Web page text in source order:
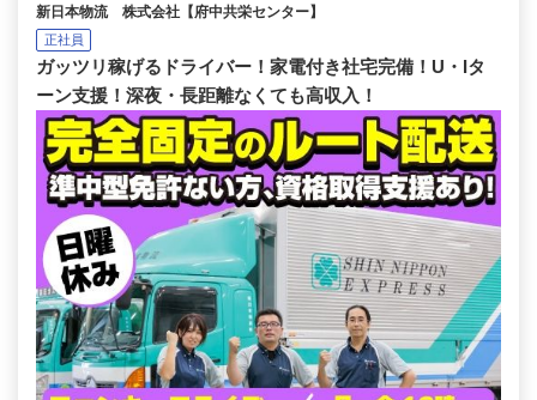
新日本物流 株式会社【府中共栄センター】
正社員
ガッツリ稼げるドライバー！家電付き社宅完備！U・Iタ
ーン支援！深夜・長距離なくても高収入！